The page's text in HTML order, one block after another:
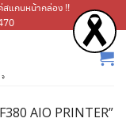
สแกนหน้ากล่อง !!
AIO PRINTER”